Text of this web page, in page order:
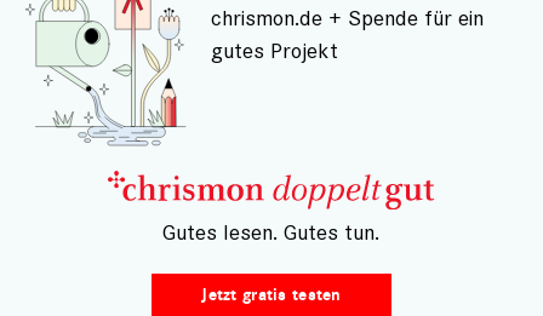
Politik und Gesellschaft
Trauern und Trösten
Impressum
Datenschutz
AGB doppeltgut
chrismon.de + Spende für ein
gutes Projekt
– Gutes lesen. Gutes tun.
Jetzt gratis testen